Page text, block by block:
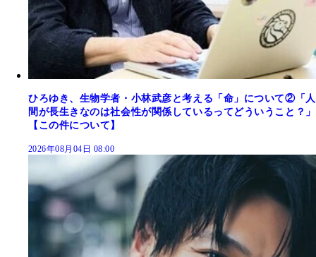
ひろゆき、生物学者・小林武彦と考える「命」について②「人
間が長生きなのは社会性が関係しているってどういうこと？」
【この件について】
2026年08月04日 08:00